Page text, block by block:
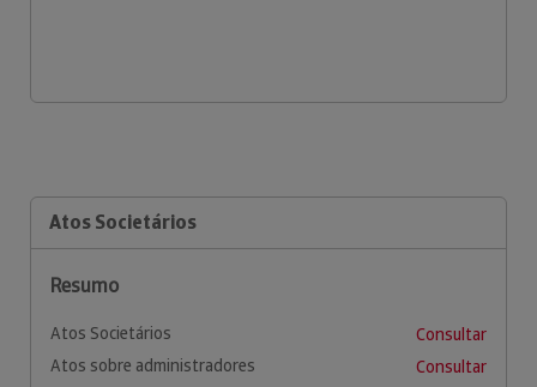
Atos Societários
Resumo
Atos Societários
Consultar
Atos sobre administradores
Consultar